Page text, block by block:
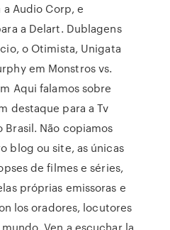
Audio Corp, e
a Delart. Dublagens
o Otimista, Unigata
em Monstros vs.
Aqui falamos sobre
destaque para a Tv
Não copiamos
blog ou site, as únicas
de filmes e séries,
próprias emissoras e
los oradores, locutores
Ven a escuchar la